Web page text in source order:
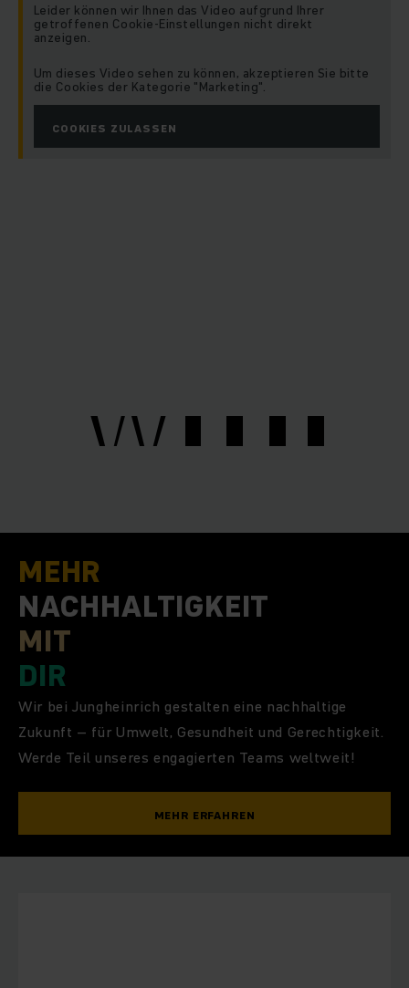
Leider können wir Ihnen das Video aufgrund Ihrer
getroffenen Cookie-Einstellungen nicht direkt
anzeigen.
Um dieses Video sehen zu können, akzeptieren Sie bitte
die Cookies der Kategorie "Marketing".
COOKIES ZULASSEN
WITH
WITH
MEHR
NACHHALTIGKEIT
MIT
DIR
Wir bei Jungheinrich gestalten eine nachhaltige
Zukunft – für Umwelt, Gesundheit und Gerechtigkeit.
Werde Teil unseres engagierten Teams weltweit!
MEHR ERFAHREN